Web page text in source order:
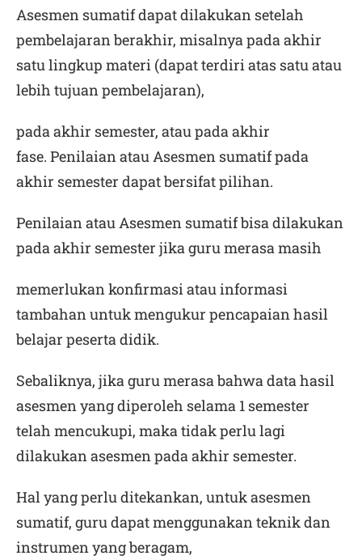
Asesmen sumatif dapat dilakukan setelah
pembelajaran berakhir, misalnya pada akhir
satu lingkup materi (dapat terdiri atas satu atau
lebih tujuan pembelajaran),
pada akhir semester, atau pada akhir
fase. Penilaian atau Asesmen sumatif pada
akhir semester dapat bersifat pilihan.
Penilaian atau Asesmen sumatif bisa dilakukan
pada akhir semester jika guru merasa masih
memerlukan konfirmasi atau informasi
tambahan untuk mengukur pencapaian hasil
belajar peserta didik.
Sebaliknya, jika guru merasa bahwa data hasil
asesmen yang diperoleh selama 1 semester
telah mencukupi, maka tidak perlu lagi
dilakukan asesmen pada akhir semester.
Hal yang perlu ditekankan, untuk asesmen
sumatif, guru dapat menggunakan teknik dan
instrumen yang beragam,